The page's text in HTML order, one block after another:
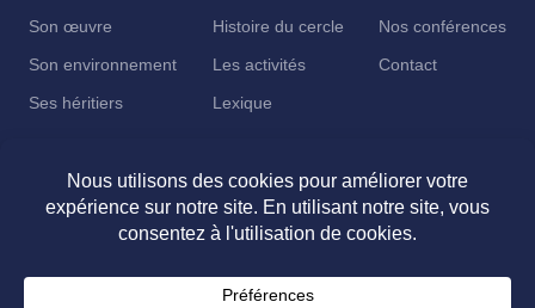
Son œuvre
Son environnement
Ses héritiers
Histoire du cercle
Les activités
Lexique
Nos conférences
Contact
2026 © Cercle Frédéric Bastiat
Politique de confidentialité